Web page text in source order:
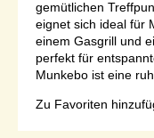
gemütlichen
eignet sich ideal für
einem Gasgrill und
perfekt für
Munkebo ist eine
Zu Favoriten